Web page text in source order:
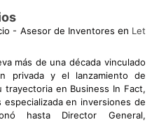
- Asesor de Inventores en Let
más de una década vinculado
privada y el lanzamiento de
en Business In Fact,
en inversiones de
hasta Director General,